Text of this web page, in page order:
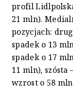
profil
21 mln).
pozycjach:
spadek o 13
spadek o 17
11 mln), szósta
wzrost o 58